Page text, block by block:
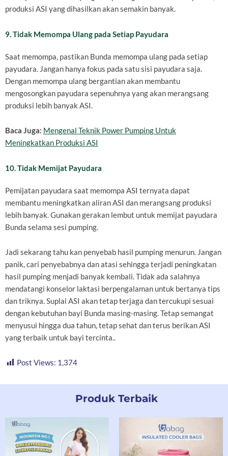
produksi ASI yang dihasilkan akan semakin banyak.
9. Tidak Memompa Ulang pada Setiap Payudara
Saat memompa, pastikan Bunda memompa ulang pada setiap
payudara. Jangan hanya fokus pada satu sisi payudara saja.
Dengan memompa ulang bergantian akan membantu
mengosongkan payudara sepenuhnya yang akan merangsang
produksi lebih banyak ASI.
Baca Juga: Mengenal Teknik Power Pumping Untuk
Meningkatkan Produksi ASI
10. Tidak Memijat Payudara
Pemijatan payudara saat memompa ASI ternyata dapat
membantu meningkatkan aliran ASI dan merangsang produksi
lebih banyak. Gunakan gerakan lembut untuk memijat payudara
Bunda selama sesi pumping.
Jadi sekarang tahu kan penyebab hasil pumping menurun. Jangan
panik, cari penyebabnya dan atasi sehingga terjadi peningkatan
hasil pumping menjadi banyak kembali. Tidak ada salahnya
mendatangi konselor laktasi berpengalaman untuk bertanya tips
dan triknya. Suplai ASI akan tetap terjaga dan tercukupi sesuai
dengan kebutuhan bayi Bunda masing-masing. Tetap semangat
menyusui hingga dua tahun, tetap sehat dan terus berikan ASI
yang terbaik untuk bayi tercinta..
Post Views: 1,374
Produk Terbaik